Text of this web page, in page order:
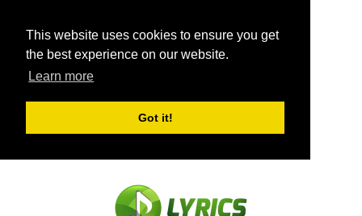
This website uses cookies to ensure you get
the best experience on our website.
Learn more
Got it!